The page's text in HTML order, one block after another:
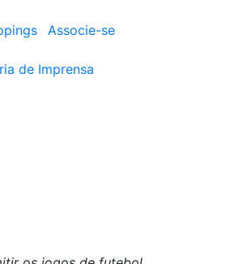
Associe-se
de Imprensa